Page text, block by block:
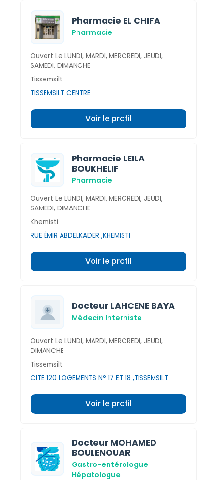
Pharmacie EL CHIFA
Pharmacie
Ouvert Le LUNDI, MARDI, MERCREDI, JEUDI,
SAMEDI, DIMANCHE
Tissemsilt
TISSEMSILT CENTRE
Voir le profil
Pharmacie LEILA
BOUKHELIF
Pharmacie
Ouvert Le LUNDI, MARDI, MERCREDI, JEUDI,
SAMEDI, DIMANCHE
Khemisti
RUE ÉMIR ABDELKADER ,KHEMISTI
Voir le profil
Docteur LAHCENE BAYA
Médecin Interniste
Ouvert Le LUNDI, MARDI, MERCREDI, JEUDI,
DIMANCHE
Tissemsilt
CITE 120 LOGEMENTS N° 17 ET 18 ,TISSEMSILT
Voir le profil
Docteur MOHAMED
BOULENOUAR
Gastro-entérologue
Hépatologue